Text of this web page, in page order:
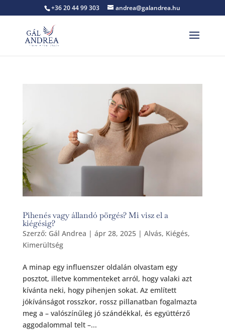
+36 20 44 99 303 andrea@galandrea.hu
Pihenés vagy állandó pörgés? Mi visz el a
kiégésig?
Szerző: Gál Andrea | ápr 28, 2025| Alvás, Kiégés,
Kimerültség
A minap egy influenszer oldalán olvastam egy
posztot, illetve kommenteket arról, hogy valaki azt
kívánta neki, hogy pihenjen sokat. Az említett
jókívánságot rosszkor, rossz pillanatban fogalmazta
meg a – valószínűleg jó szándékkal, és együttérző
aggodalommal telt –...